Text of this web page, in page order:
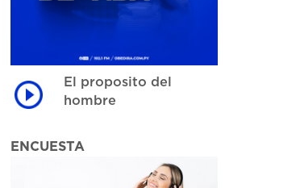
El proposito del
hombre
ENCUESTA